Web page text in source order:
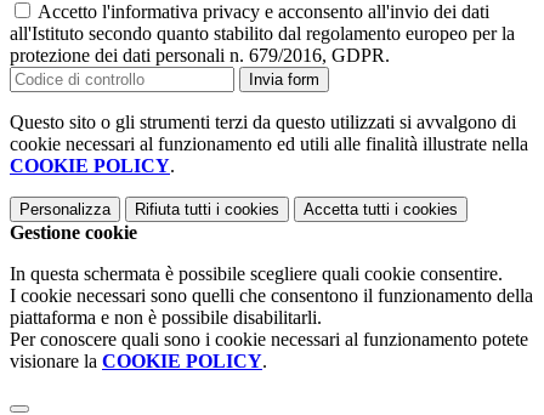
Accetto l'informativa privacy e acconsento all'invio dei dati
all'Istituto secondo quanto stabilito dal regolamento europeo per la
protezione dei dati personali n. 679/2016, GDPR.
Invia form
Questo sito o gli strumenti terzi da questo utilizzati si avvalgono di
cookie necessari al funzionamento ed utili alle finalità illustrate nella
COOKIE POLICY.
Personalizza Rifiuta tutti i cookies Accetta tutti i cookies
Gestione cookie
In questa schermata è possibile scegliere quali cookie consentire.
I cookie necessari sono quelli che consentono il funzionamento della
piattaforma e non è possibile disabilitarli.
Per conoscere quali sono i cookie necessari al funzionamento potete
visionare la COOKIE POLICY.